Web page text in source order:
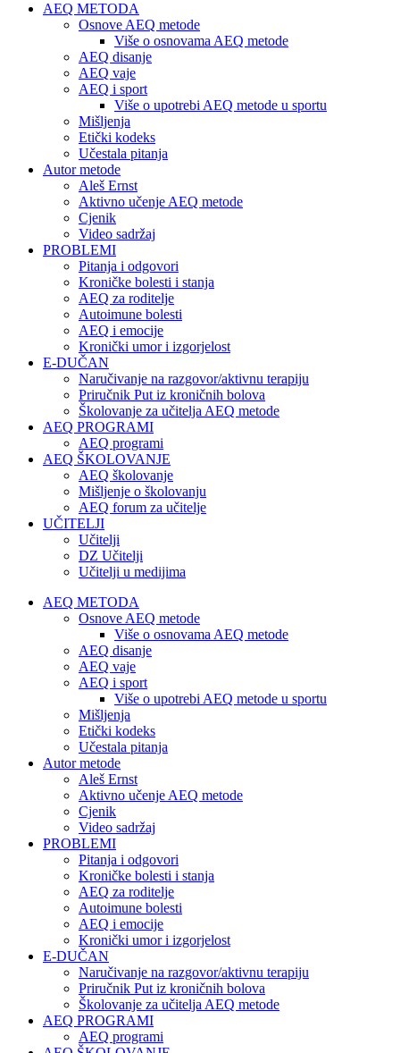
AEQ METODA
Osnove AEQ metode
Više o osnovama AEQ metode
AEQ disanje
AEQ vaje
AEQ i sport
Više o upotrebi AEQ metode u sportu
Mišljenja
Etički kodeks
Učestala pitanja
Autor metode
Aleš Ernst
Aktivno učenje AEQ metode
Cjenik
Video sadržaj
PROBLEMI
Pitanja i odgovori
Kroničke bolesti i stanja
AEQ za roditelje
Autoimune bolesti
AEQ i emocije
Kronički umor i izgorjelost
E-DUČAN
Naručivanje na razgovor/aktivnu terapiju
Priručnik Put iz kroničnih bolova
Školovanje za učitelja AEQ metode
AEQ PROGRAMI
AEQ programi
AEQ ŠKOLOVANJE
AEQ školovanje
Mišljenje o školovanju
AEQ forum za učitelje
UČITELJI
Učitelji
DZ Učitelji
Učitelji u medijima
AEQ METODA
Osnove AEQ metode
Više o osnovama AEQ metode
AEQ disanje
AEQ vaje
AEQ i sport
Više o upotrebi AEQ metode u sportu
Mišljenja
Etički kodeks
Učestala pitanja
Autor metode
Aleš Ernst
Aktivno učenje AEQ metode
Cjenik
Video sadržaj
PROBLEMI
Pitanja i odgovori
Kroničke bolesti i stanja
AEQ za roditelje
Autoimune bolesti
AEQ i emocije
Kronički umor i izgorjelost
E-DUČAN
Naručivanje na razgovor/aktivnu terapiju
Priručnik Put iz kroničnih bolova
Školovanje za učitelja AEQ metode
AEQ PROGRAMI
AEQ programi